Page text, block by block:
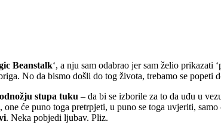
Beanstalk‘, a nju sam odabrao jer sam želio prikazati
No da bismo došli do tog života, trebamo se
stupa tuku – da bi se izborile za to da uđu u
će puno toga pretrpjeti, u puno se toga uvjeriti,
. Neka pobjedi ljubav. Pliz.